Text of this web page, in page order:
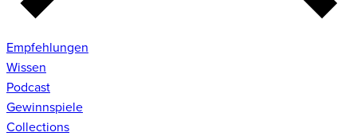
Empfehlungen
Wissen
Podcast
Gewinnspiele
Collections